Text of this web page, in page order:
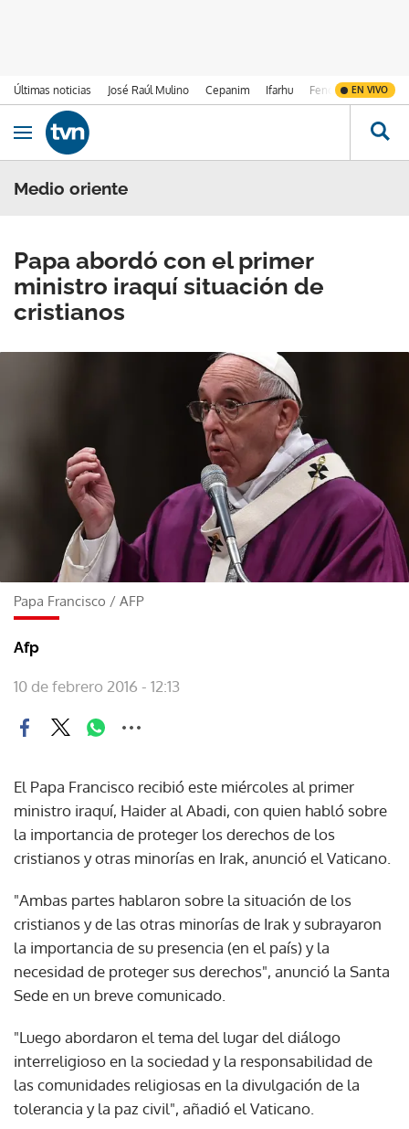
Últimas noticias José Raúl Mulino Cepanim Ifarhu Fenómeno de El
EN VIVO
Ir al contenido
Obrir navegació
Medio oriente
Papa abordó con el primer
ministro iraquí situación de
cristianos
Papa Francisco / AFP
Afp
10 de febrero 2016 - 12:13
El Papa Francisco recibió este miércoles al primer
ministro iraquí, Haider al Abadi, con quien habló sobre
la importancia de proteger los derechos de los
cristianos y otras minorías en Irak, anunció el Vaticano.
"Ambas partes hablaron sobre la situación de los
cristianos y de las otras minorías de Irak y subrayaron
la importancia de su presencia (en el país) y la
necesidad de proteger sus derechos", anunció la Santa
Sede en un breve comunicado.
"Luego abordaron el tema del lugar del diálogo
interreligioso en la sociedad y la responsabilidad de
las comunidades religiosas en la divulgación de la
tolerancia y la paz civil", añadió el Vaticano.